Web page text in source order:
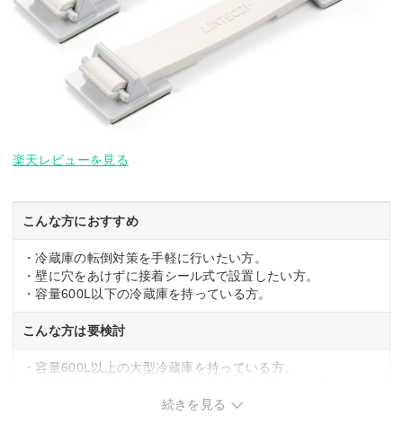
楽天レビューを見る
こんな方におすすめ
・冷蔵庫の転倒対策を手軽に行いたい方。
・壁に穴をあけずに接着シール式で設置したい方。
・容量600L以下の冷蔵庫を持っている方。
こんな方は要検討
・容量600L以上の大型冷蔵庫を持っている方。
続きを見る